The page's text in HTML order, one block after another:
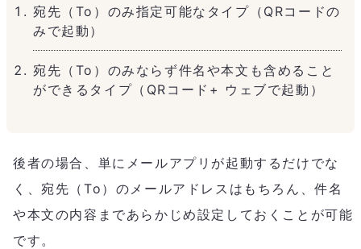
宛先（To）のみ指定可能なタイプ（QRコードの
みで起動）
宛先（To）のみならず件名や本文も含めること
ができるタイプ（QRコード+ ウェブで起動）
後者の場合、単にメールアプリが起動するだけでな
く、宛先（To）のメールアドレスはもちろん、件名
や本文の内容まであらかじめ設定しておくことが可能
です。